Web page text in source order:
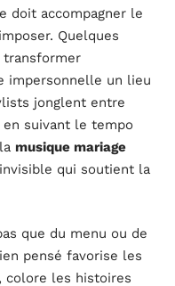
doit accompagner le
Quelques
transformer
impersonnelle un lieu
jonglent entre
suivant le tempo
musique mariage
qui soutient la
que du menu ou de
pensé favorise les
colore les histoires